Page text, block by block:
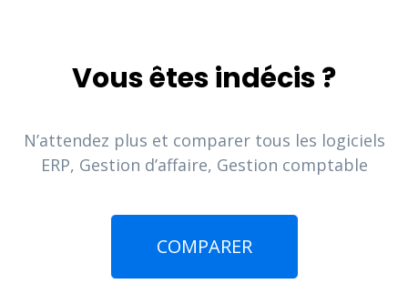
Vous êtes indécis ?
N’attendez plus et comparer tous les logiciels
ERP, Gestion d’affaire, Gestion comptable
COMPARER